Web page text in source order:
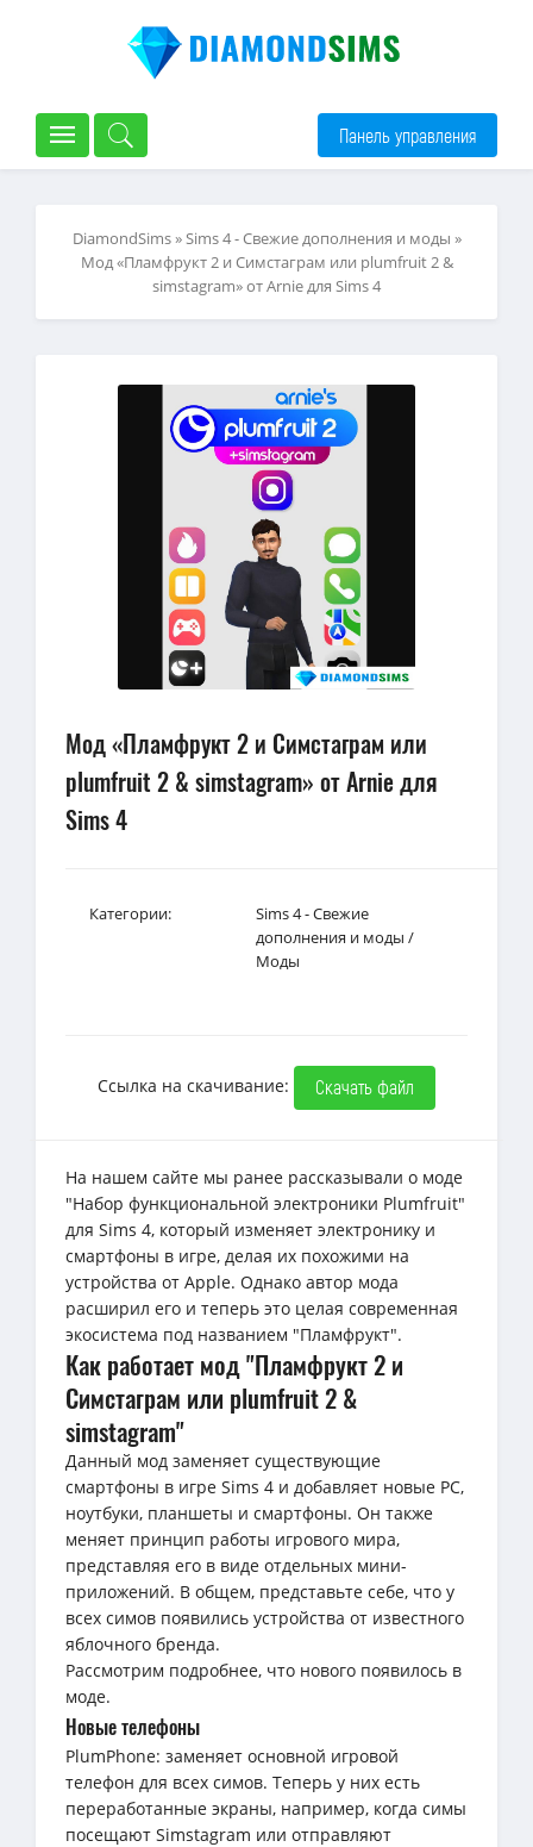
Панель управления
DiamondSims»Sims 4 - Свежие дополнения и моды »
Мод «Пламфрукт 2 и Симстаграм или plumfruit 2 &
simstagram» от Arnie для Sims 4
Мод «Пламфрукт 2 и Симстаграм или
plumfruit 2 & simstagram» от Arnie для
Sims 4
Категории:
Sims 4 - Свежие
дополнения и моды /
Моды
Ссылка на скачивание: Скачать файл
На нашем сайте мы ранее рассказывали о моде
"Набор функциональной электроники Plumfruit"
для Sims 4, который изменяет электронику и
смартфоны в игре, делая их похожими на
устройства от Apple. Однако автор мода
расширил его и теперь это целая современная
экосистема под названием "Пламфрукт".
Как работает мод "Пламфрукт 2 и
Симстаграм или plumfruit 2 &
simstagram"
Данный мод заменяет существующие
смартфоны в игре Sims 4 и добавляет новые РС,
ноутбуки, планшеты и смартфоны. Он также
меняет принцип работы игрового мира,
представляя его в виде отдельных мини-
приложений. В общем, представьте себе, что у
всех симов появились устройства от известного
яблочного бренда.
Рассмотрим подробнее, что нового появилось в
моде.
Новые телефоны
PlumPhone: заменяет основной игровой
телефон для всех симов. Теперь у них есть
переработанные экраны, например, когда симы
посещают Simstagram или отправляют